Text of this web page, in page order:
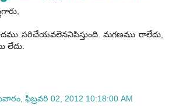
సరిచేయవలెననిపిస్తుంది. మగణము రాలేదు,
ఫిబ్రవరి 02, 2012 10:18:00 AM